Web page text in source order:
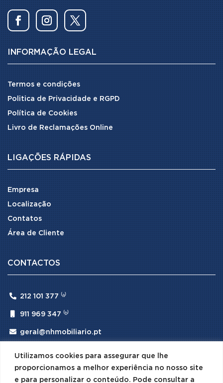
Utilizamos cookies para assegurar que lhe
proporcionamos a melhor experiência no nosso site
e para personalizar o conteúdo. Pode consultar a
INFORMAÇÃO LEGAL
Termos e condições
Politica de Privacidade e RGPD
Política de Cookies
Livro de Reclamações Online
LIGAÇÕES RÁPIDAS
Empresa
Localização
Contatos
Área de Cliente
CONTACTOS
 212 101 377 ⁽ᵃ⁾
911 969 347 ⁽ᵇ⁾
 geral@nhmobiliario.pt